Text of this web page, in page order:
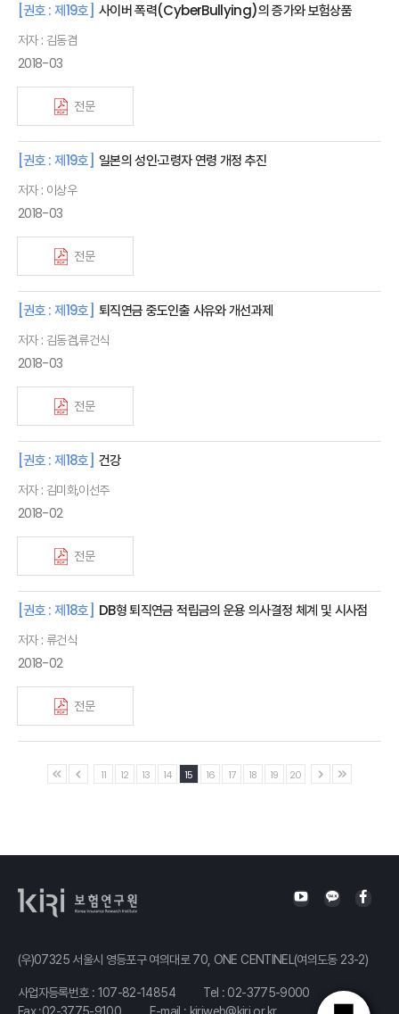
[권호 : 제19호] 사이버 폭력(CyberBullying)의 증가와 보험상품
저자 : 김동겸
2018-03
전문
[권호 : 제19호] 일본의 성인·고령자 연령 개정 추진
저자 : 이상우
2018-03
전문
[권호 : 제19호] 퇴직연금 중도인출 사유와 개선과제
저자 : 김동겸,류건식
2018-03
전문
[권호 : 제18호] 건강
저자 : 김미화,이선주
2018-02
전문
[권호 : 제18호] DB형 퇴직연금 적립금의 운용 의사결정 체계 및 시사점
저자 : 류건식
2018-02
전문
11 12 13 14 15 16 17 18 19 20
(우)07325 서울시 영등포구 여의대로 70, ONE CENTINEL(여의도동 23-2)
사업자등록번호 : 107-82-14854 Tel : 02-3775-9000